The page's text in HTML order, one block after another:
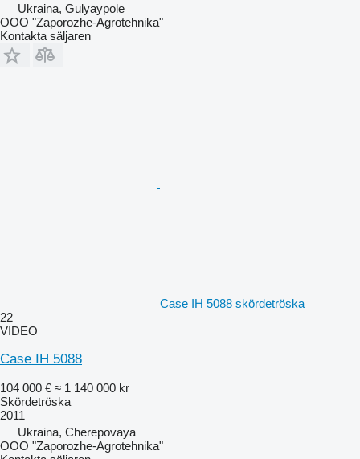
Ukraina, Gulyaypole
OOO "Zaporozhe-Agrotehnika"
Kontakta säljaren
Case IH 5088 skördetröska
22
VIDEO
Case IH 5088
104 000 € ≈ 1 140 000 kr
Skördetröska
2011
Ukraina, Cherepovaya
OOO "Zaporozhe-Agrotehnika"